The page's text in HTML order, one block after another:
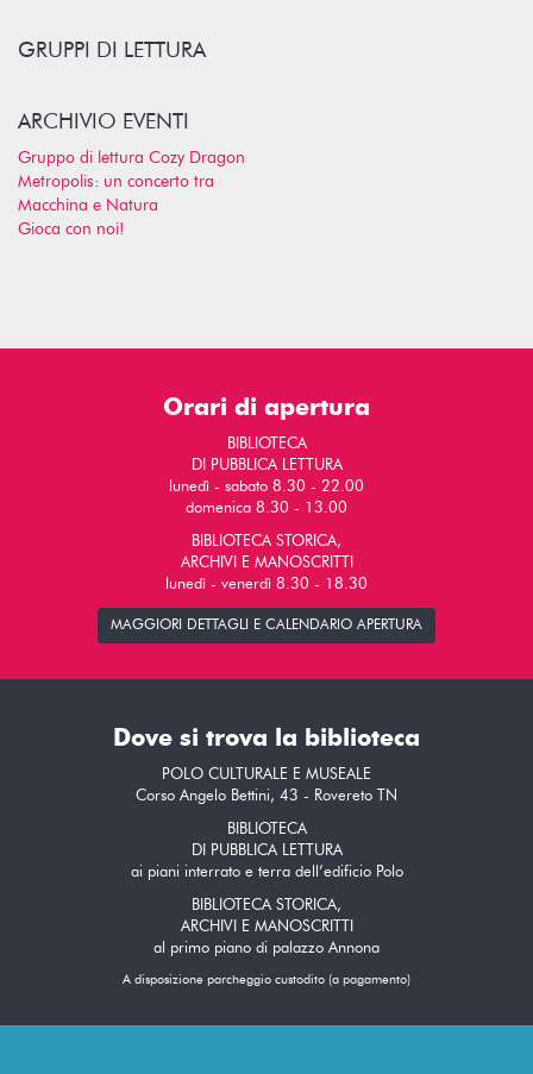
GRUPPI DI LETTURA
ARCHIVIO EVENTI
Gruppo di lettura Cozy Dragon
Metropolis: un concerto tra
Macchina e Natura
Gioca con noi!
Orari di apertura
BIBLIOTECA
DI PUBBLICA LETTURA
lunedì - sabato 8.30 - 22.00
domenica 8.30 - 13.00
BIBLIOTECA STORICA,
ARCHIVI E MANOSCRITTI
lunedì - venerdì 8.30 - 18.30
MAGGIORI DETTAGLI E CALENDARIO APERTURA
Dove si trova la biblioteca
POLO CULTURALE E MUSEALE
Corso Angelo Bettini, 43 - Rovereto TN
BIBLIOTECA
DI PUBBLICA LETTURA
ai piani interrato e terra dell’edificio Polo
BIBLIOTECA STORICA,
ARCHIVI E MANOSCRITTI
al primo piano di palazzo Annona
A disposizione parcheggio custodito (a pagamento)